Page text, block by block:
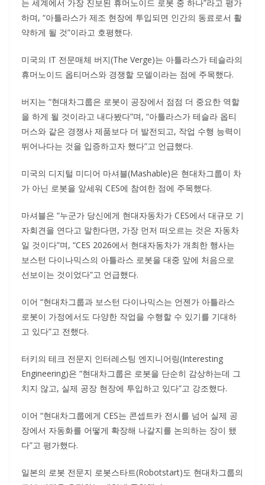
는 세계에서 가장 진보된 휴머노이드 로봇 중 하나”라고 평가
하며, “아틀라스가 제조 현장에 투입되면 인간의 동료로서 활
약하게 될 것”이라고 호평했다.
미국의 IT 전문매체 버지(The Verge)는 아틀라스가 테슬라의
휴머노이드 옵티머스와 경쟁할 모델이라는 점에 주목했다.
버지는 “현대차그룹은 로봇이 공장에서 점점 더 중요한 역할
을 하게 될 것이라고 내다봤다”며, “아틀라스가 테슬라 옵티
머스와 같은 경쟁사 제품보다 더 발전되고, 작업 수행 능력이
뛰어나다는 것을 입증하고자 했다”고 언급했다.
미국의 디지털 미디어 마셔블(Mashable)은 현대차그룹이 차
가 아닌 로봇을 앞세워 CES에 참여한 점에 주목했다.
마셔블은 “누군가 당신에게 현대자동차가 CES에서 대규모 기
자회견을 연다고 말한다면, 가장 먼저 떠오르는 것은 자동차
일 것이다”며, “CES 2026에서 현대자동차가 개최한 행사는
보스턴 다이나믹스의 아틀라스 로봇을 대중 앞에 처음으로
선보이는 것이었다”고 언급했다.
이어 “현대차그룹과 보스턴 다이나믹스는 언젠가 아틀라스
로봇이 가정에서도 다양한 작업을 수행할 수 있기를 기대하
고 있다”고 전했다.
터키의 테크 전문지 인터레스팅 엔지니어링(Interesting
Engineering)은 “현대차그룹은 로봇을 단순히 감상하는데 그
치지 않고, 실제 공장 현장에 투입하고 있다”고 강조했다.
이어 “현대차그룹에게 CES는 콘셉트카 전시를 넘어 실제 공
장에서 자동화를 어떻게 확장해 나갈지를 논의하는 장이 됐
다”고 평가했다.
일본의 로봇 전문지 로봇스타트(Robotstart)도 현대차그룹의